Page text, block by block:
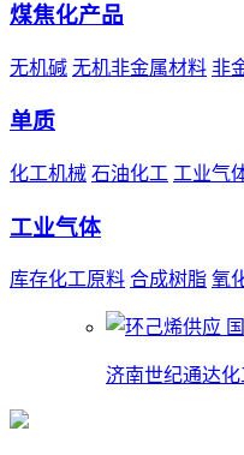
煤焦化产品
无机碱 无机非金属材料 非
单质
化工机械 石油化工 工业气
工业气体
库存化工原料 合成树脂 氧
济南世纪通达化